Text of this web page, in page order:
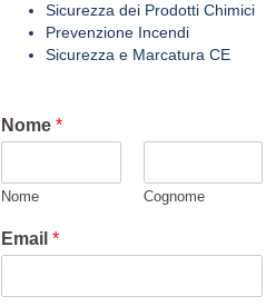
Sicurezza dei Prodotti Chimici
Prevenzione Incendi
Sicurezza e Marcatura CE
Nome *
Nome Cognome
Email *